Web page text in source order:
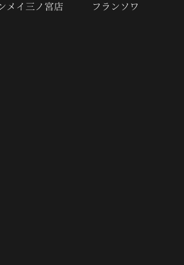
メイ三ノ宮店 フランソワ